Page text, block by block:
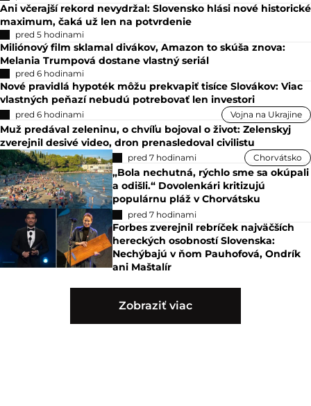
Ani včerajší rekord nevydržal: Slovensko hlási nové historické
maximum, čaká už len na potvrdenie
pred 5 hodinami
Miliónový film sklamal divákov, Amazon to skúša znova:
Melania Trumpová dostane vlastný seriál
pred 6 hodinami
Nové pravidlá hypoték môžu prekvapiť tisíce Slovákov: Viac
vlastných peňazí nebudú potrebovať len investori
pred 6 hodinami Vojna na Ukrajine
Muž predával zeleninu, o chvíľu bojoval o život: Zelenskyj
zverejnil desivé video, dron prenasledoval civilistu
pred 7 hodinami Chorvátsko
„Bola nechutná, rýchlo sme sa okúpali
a odišli.“ Dovolenkári kritizujú
populárnu pláž v Chorvátsku
pred 7 hodinami
Forbes zverejnil rebríček najväčších
hereckých osobností Slovenska:
Nechýbajú v ňom Pauhofová, Ondrík
ani Maštalír
Zobraziť viac